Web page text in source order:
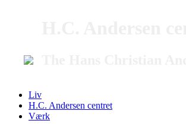
Liv
H.C. Andersen centret
Værk